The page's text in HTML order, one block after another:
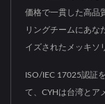
価格で一貫した高品
リングチームにあな
イズされたメッキソ
ISO/IEC 17025認証
て、CYHは台湾とア